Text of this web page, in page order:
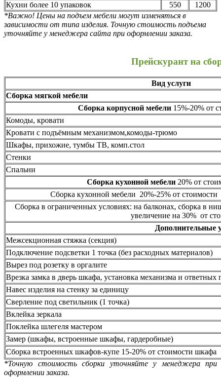
Кухни более 10 упаковок
550
1200
*Важно! Цены на подъем мебели могут изменяться в
зависимости от типа изделия. Точную стоимость подъема
уточняйте у менеджера сайта при оформлении заказа.
Прейскурант на
Вид услуги
Сборка мягкой мебели
Сборка корпусной мебели15%-20% от
Комоды, кровати
Кровати с подъёмным механизмом,комоды-трюмо
Шкафы, прихожие, тумбы ТВ, комп.стол
Стенки
Спальни
Сборка кухонной мебели20% от
Сборка кухонной мебели 20%-25% от стоимости
Сборка в ограниченных условиях: на балконах, сборка в
увеличение на 30% от
Дополнительные
Межсекционная стяжка (секция)
Подключение подсветки 1 точка (без расходных материалов)
Вырез под розетку в оргалите
Врезка замка в дверь шкафа, установка механизма и ответных
Навес изделия на стенку за единицу
Сверление под светильник (1 точка)
Вклейка зеркала
Поклейка шлегеля мастером
Замер (шкафы, встроенные шкафы, гардеробные)
Сборка встроенных шкафов-купе 15-20% от стоимости шкафа
*Точную стоимость сборки уточняйте у менеджера при
оформлении заказа.